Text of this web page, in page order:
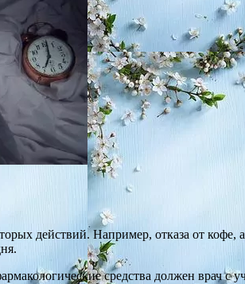
действий. Например, отказа от
средства должен врач с